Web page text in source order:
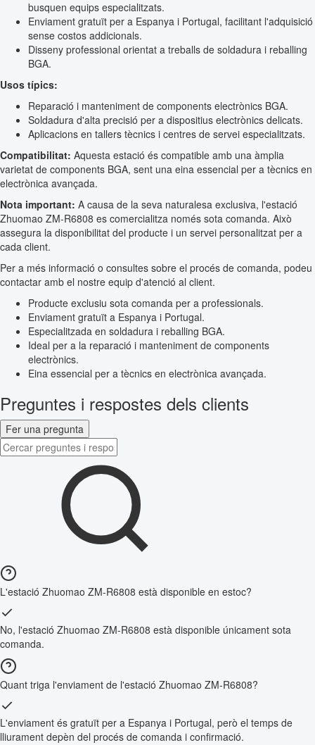
busquen equips especialitzats.
Enviament gratuït per a Espanya i Portugal, facilitant l'adquisició
sense costos addicionals.
Disseny professional orientat a treballs de soldadura i reballing
BGA.
Usos típics:
Reparació i manteniment de components electrònics BGA.
Soldadura d'alta precisió per a dispositius electrònics delicats.
Aplicacions en tallers tècnics i centres de servei especialitzats.
Compatibilitat: Aquesta estació és compatible amb una àmplia
varietat de components BGA, sent una eina essencial per a tècnics en
electrònica avançada.
Nota important: A causa de la seva naturalesa exclusiva, l'estació
Zhuomao ZM-R6808 es comercialitza només sota comanda. Això
assegura la disponibilitat del producte i un servei personalitzat per a
cada client.
Per a més informació o consultes sobre el procés de comanda, podeu
contactar amb el nostre equip d'atenció al client.
Producte exclusiu sota comanda per a professionals.
Enviament gratuït a Espanya i Portugal.
Especialitzada en soldadura i reballing BGA.
Ideal per a la reparació i manteniment de components
electrònics.
Eina essencial per a tècnics en electrònica avançada.
Preguntes i respostes dels clients
Fer una pregunta
L'estació Zhuomao ZM-R6808 està disponible en estoc?
No, l'estació Zhuomao ZM-R6808 està disponible únicament sota
comanda.
Quant triga l'enviament de l'estació Zhuomao ZM-R6808?
L'enviament és gratuït per a Espanya i Portugal, però el temps de
lliurament depèn del procés de comanda i confirmació.